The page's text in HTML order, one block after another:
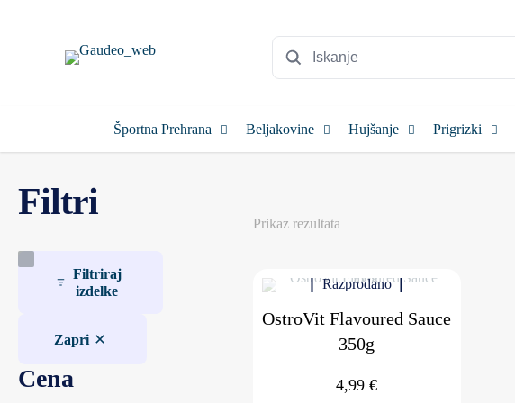
Športna Prehrana Beljakovine Hujšanje Prigrizki
Prikaz rezultata
Razprodano
OstroVit Flavoured Sauce
350g
4,99€
Filtri
Filtriraj
izdelke
Zapri
Cena